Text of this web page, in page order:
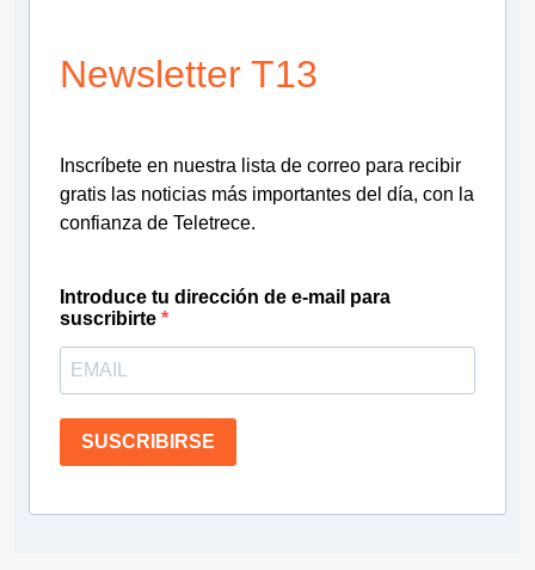
Newsletter T13
Inscríbete en nuestra lista de correo para recibir
gratis las noticias más importantes del día, con la
confianza de Teletrece.
Introduce tu dirección de e-mail para
suscribirte
SUSCRIBIRSE